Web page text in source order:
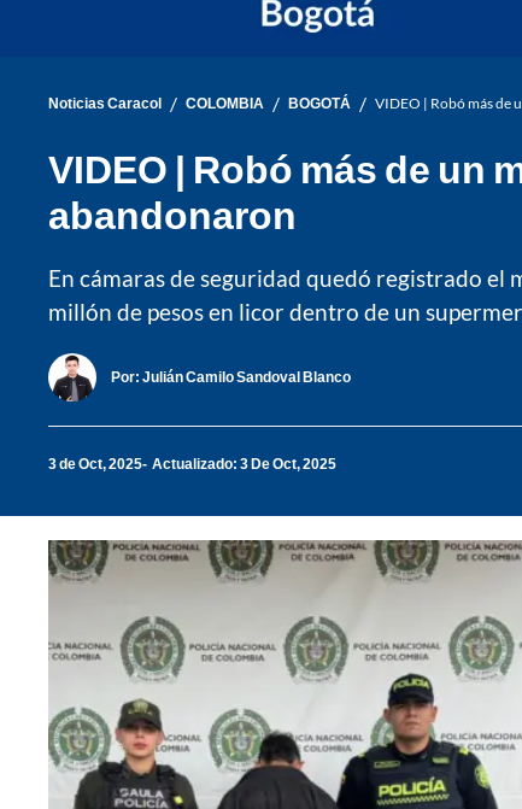
Noticias Caracol / COLOMBIA / BOGOTÁ / VIDEO | Robó más de
VIDEO | Robó más de un
abandonaron
En cámaras de seguridad quedó registrado el
millón de pesos en licor dentro de un
Por: Julián Camilo Sandoval Blanco
3 de Oct, 2025 Actualizado: 3 De Oct, 2025